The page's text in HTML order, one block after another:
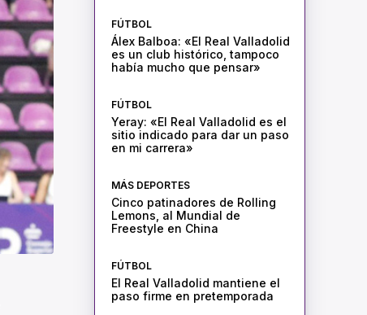
FÚTBOL
Álex Balboa: «El Real Valladolid
es un club histórico, tampoco
había mucho que pensar»
FÚTBOL
Yeray: «El Real Valladolid es el
sitio indicado para dar un paso
en mi carrera»
MÁS DEPORTES
Cinco patinadores de Rolling
Lemons, al Mundial de
Freestyle en China
FÚTBOL
El Real Valladolid mantiene el
paso firme en pretemporada